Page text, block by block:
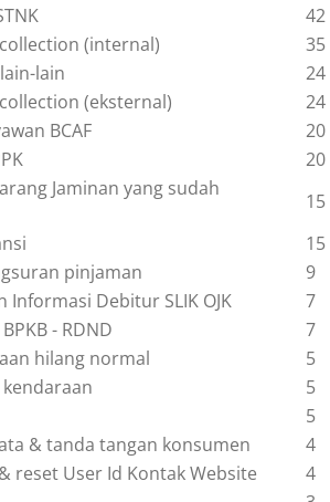
42
(internal)
35
lain
24
(eksternal)
24
BCAF
20
20
Jaminan yang sudah
15
15
pinjaman
9
Informasi Debitur SLIK OJK
7
- RDND
7
hilang normal
5
kendaraan
5
5
& tanda tangan konsumen
4
reset User Id Kontak Website
4